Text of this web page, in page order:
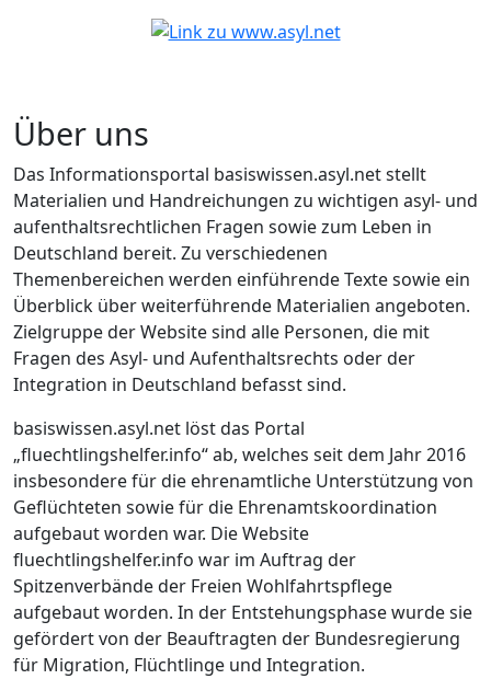
Über uns
Das Informationsportal basiswissen.asyl.net stellt
Materialien und Handreichungen zu wichtigen asyl- und
aufenthaltsrechtlichen Fragen sowie zum Leben in
Deutschland bereit. Zu verschiedenen
Themenbereichen werden einführende Texte sowie ein
Überblick über weiterführende Materialien angeboten.
Zielgruppe der Website sind alle Personen, die mit
Fragen des Asyl- und Aufenthaltsrechts oder der
Integration in Deutschland befasst sind.
basiswissen.asyl.net löst das Portal
„fluechtlingshelfer.info“ ab, welches seit dem Jahr 2016
insbesondere für die ehrenamtliche Unterstützung von
Geflüchteten sowie für die Ehrenamtskoordination
aufgebaut worden war. Die Website
fluechtlingshelfer.info war im Auftrag der
Spitzenverbände der Freien Wohlfahrtspflege
aufgebaut worden. In der Entstehungsphase wurde sie
gefördert von der Beauftragten der Bundesregierung
für Migration, Flüchtlinge und Integration.